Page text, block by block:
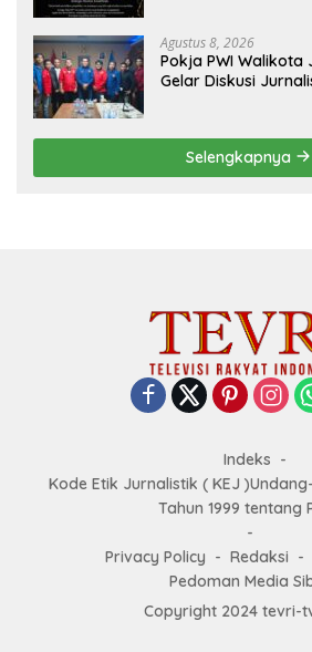
Agustus 8, 2026
Pokja PWI Walikota
Gelar Diskusi
Selengkapnya
Indeks
Kode Etik Jurnalistik ( KEJ
Tahun 1999 tentang
Privacy Policy Redaksi
Pedoman Media
Copyright 2024 tevri-